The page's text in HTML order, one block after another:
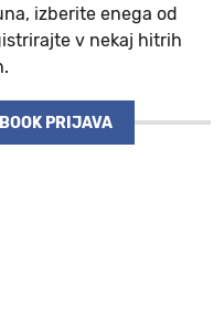
izberite enega od
v nekaj hitrih
PRIJAVA